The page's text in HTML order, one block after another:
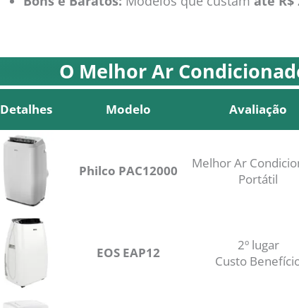
O Melhor Ar
Detalhes Modelo Avaliação
Detalhes
Philco PAC12000
Melhor Ar
Portátil
EOS EAP12
2º lugar
Custo